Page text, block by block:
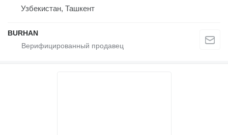
Узбекистан, Ташкент
BURHAN